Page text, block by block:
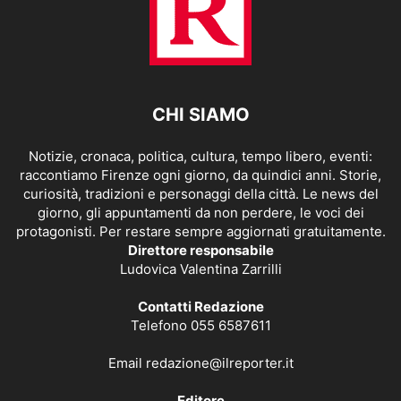
CHI SIAMO
Notizie, cronaca, politica, cultura, tempo libero, eventi:
raccontiamo Firenze ogni giorno, da quindici anni. Storie,
curiosità, tradizioni e personaggi della città. Le news del
giorno, gli appuntamenti da non perdere, le voci dei
protagonisti. Per restare sempre aggiornati gratuitamente.
Direttore responsabile
Ludovica Valentina Zarrilli
Contatti Redazione
Telefono 055 6587611
Email redazione@ilreporter.it